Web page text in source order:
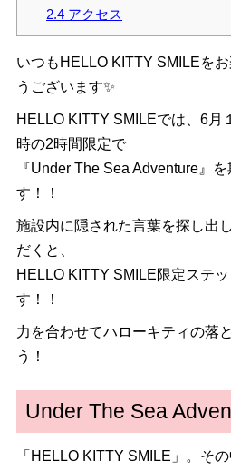
2.4 アクセス
いつもHELLO KITTY SMILEを
うございます✨
HELLO KITTY SMILEでは、6月
時の2時間限定で
『Under The Sea Adventure』
す！！
施設内に隠された言葉を探し出
だくと、
HELLO KITTY SMILE限定ステ
す！！
力を合わせてハローキティの落
う！
Under The Sea
「HELLO KITTY SMILE」。そ